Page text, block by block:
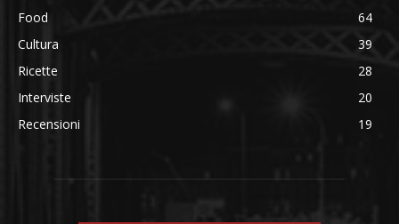
Food
64
Cultura
39
Ricette
28
Interviste
20
Recensioni
19